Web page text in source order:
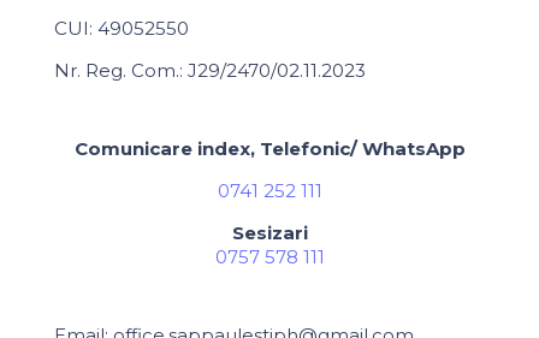
CUI: 49052550
Nr. Reg. Com.: J29/2470/02.11.2023
Comunicare index, Telefonic/ WhatsApp
0741 252 111
Sesizari
0757 578 111